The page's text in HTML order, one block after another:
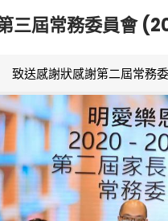
三屆常務委員會
致送感謝狀感謝第二屆常務